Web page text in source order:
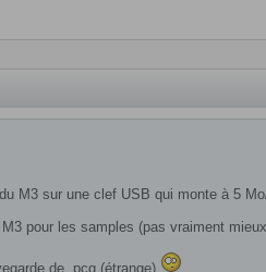
M3 sur une clef USB qui monte à 5
pour les samples (pas vraiment
de .pcg (étrange)